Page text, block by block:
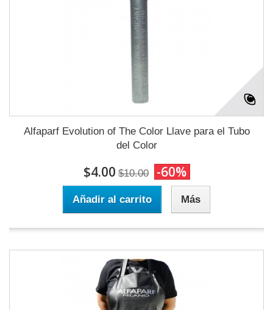
Alfaparf Evolution of The Color Llave para el Tubo
del Color
$4.00 $10.00 -60%
Añadir al carrito Más